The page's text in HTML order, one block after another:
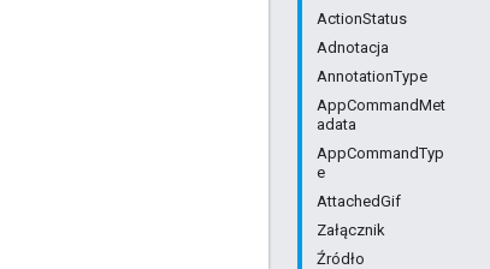
ActionStatus
Adnotacja
AnnotationType
AppCommandMet
adata
AppCommandTyp
e
AttachedGif
Załącznik
Źródło